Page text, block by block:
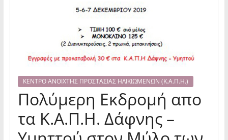
ΚΕΝΤΡΟ ΑΝΟΙΧΤΗΣ ΠΡΟΣΤΑΣΙΑΣ ΗΛΙΚΙΩΜΕΝΩΝ (Κ.Α.Π.Η.)
Πολύμερη Εκδρομή απο
τα Κ.Α.Π.Η. Δάφνης –